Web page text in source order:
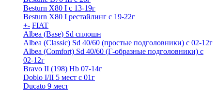
Besturn X80 I с 13-19г
Besturn X80 I рестайлинг с 19-22г
+- FIAT
Albea (Base) Sd сплошн
Albea (Classic) Sd 40/60 (простые подголовники) с 02-12г
Albea (Comfort) Sd 40/60 (Г-образные подголовники) с
02-12г
Bravo II (198) Hb 07-14г
Doblo I/II 5 мест с 01г
Ducato 9 мест